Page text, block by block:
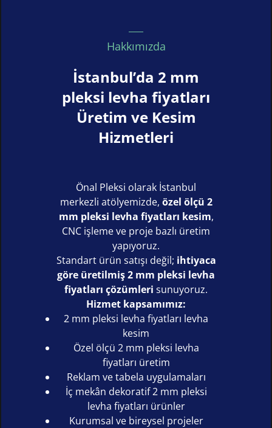
Hakkımızda
İstanbul’da 2 mm
pleksi levha fiyatları
Üretim ve Kesim
Hizmetleri
Önal Pleksi olarak İstanbul
merkezli atölyemizde, özel ölçü 2
mm pleksi levha fiyatları kesim,
CNC işleme ve proje bazlı üretim
yapıyoruz.
Standart ürün satışı değil; ihtiyaca
göre üretilmiş 2 mm pleksi levha
fiyatları çözümleri sunuyoruz.
Hizmet kapsamımız:
2 mm pleksi levha fiyatları levha
kesim
Özel ölçü 2 mm pleksi levha
fiyatları üretim
Reklam ve tabela uygulamaları
İç mekân dekoratif 2 mm pleksi
levha fiyatları ürünler
Kurumsal ve bireysel projeler